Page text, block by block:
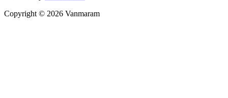
Copyright © 2026 Vanmaram